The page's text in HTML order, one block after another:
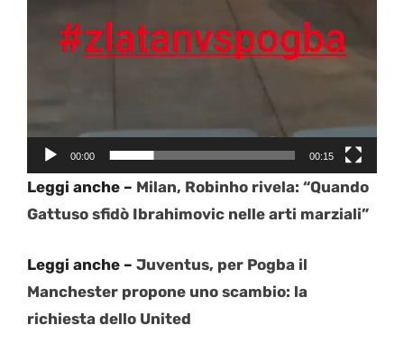
00:00 00:15
Leggi anche – Milan, Robinho rivela: “Quando
Gattuso sfidò Ibrahimovic nelle arti marziali”
Leggi anche – Juventus, per Pogba il
Manchester propone uno scambio: la
richiesta dello United